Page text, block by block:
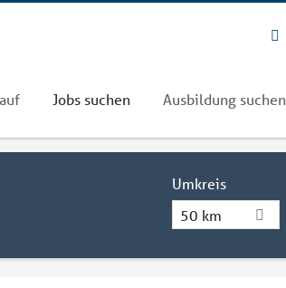
Jobs suchen Ausbildung suchen
Umkreis
50 km